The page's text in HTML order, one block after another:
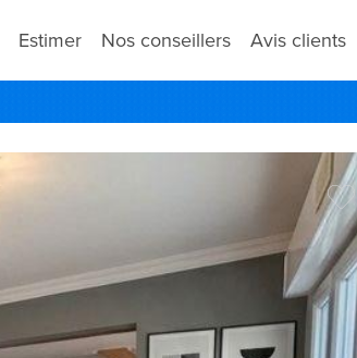
Estimer Nos conseillers Avis clients